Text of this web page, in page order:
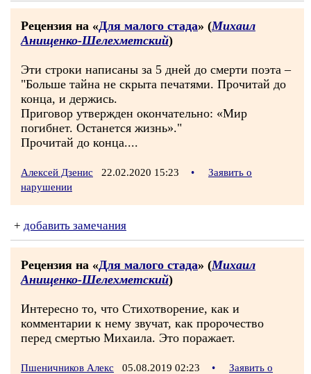
Рецензия на «Для малого стада» (Михаил
Анищенко-Шелехметский)
Эти строки написаны за 5 дней до смерти поэта –
"Больше тайна не скрыта печатями. Прочитай до
конца, и держись.
Приговор утвержден окончательно: «Мир
погибнет. Останется жизнь»."
Прочитай до конца....
Алексей Дзенис 22.02.2020 15:23 •
Заявить о
нарушении
+ добавить замечания
Рецензия на «Для малого стада» (Михаил
Анищенко-Шелехметский)
Интересно то, что Стихотворение, как и
комментарии к нему звучат, как пророчество
перед смертью Михаила. Это поражает.
Пшеничников Алекс 05.08.2019 02:23 •
Заявить о